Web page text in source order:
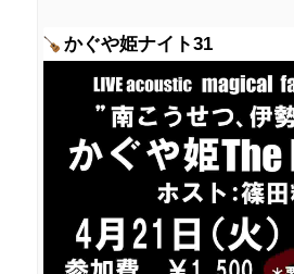
かぐや姫ナイト31